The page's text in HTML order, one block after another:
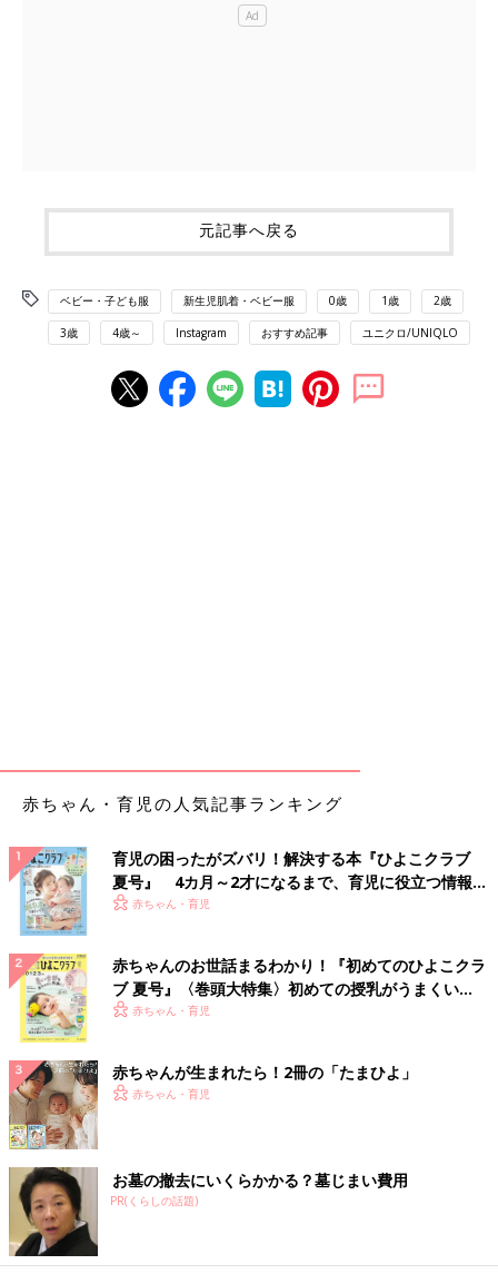
元記事へ戻る
ベビー・子ども服 新生児肌着・ベビー服 0歳 1歳 2歳
3歳 4歳～ Instagram おすすめ記事 ユニクロ/UNIQLO
赤ちゃん・育児の人気記事ランキング
育児の困ったがズバリ！解決する本『ひよこクラブ
夏号』 4カ月～2才になるまで、育児に役立つ情報が
いっぱい！
赤ちゃん・育児
赤ちゃんのお世話まるわかり！『初めてのひよこクラ
ブ 夏号』〈巻頭大特集〉初めての授乳がうまくい
く！ おっぱい・ミルクの基本と夏のトラブル 解決テ
赤ちゃん・育児
赤ちゃんが生まれたら！2冊の「たまひよ」
赤ちゃん・育児
お墓の撤去にいくらかかる？墓じまい費用
PR(くらしの話題)